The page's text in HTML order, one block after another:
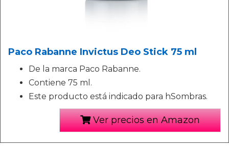
Paco Rabanne Invictus Deo Stick 75 ml
De la marca Paco Rabanne.
Contiene 75 ml.
Este producto está indicado para hSombras.
Ver precios en Amazon